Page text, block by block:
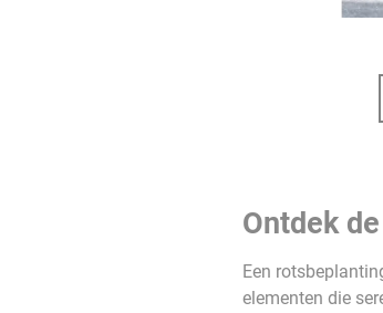
Ontdek
Een
elementen die